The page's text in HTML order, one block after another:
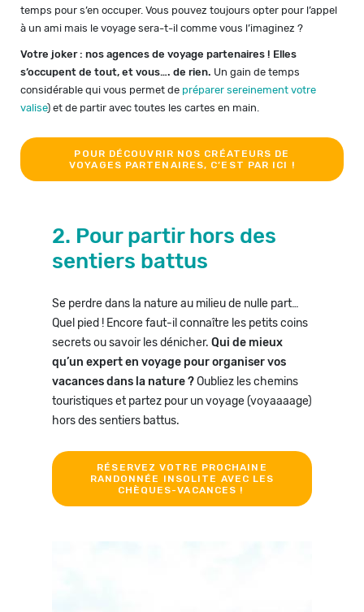
temps pour s’en occuper. Vous pouvez toujours opter pour l’appel
à un ami mais le voyage sera-t-il comme vous l’imaginez ?
Votre joker : nos agences de voyage partenaires ! Elles
s’occupent de tout, et vous…. de rien. Un gain de temps
considérable qui vous permet de préparer sereinement votre
valise) et de partir avec toutes les cartes en main.
POUR DÉCOUVRIR NOS CRÉATEURS DE
VOYAGES PARTENAIRES, C’EST PAR ICI !
2. Pour partir hors des
sentiers battus
Se perdre dans la nature au milieu de nulle part…
Quel pied ! Encore faut-il connaître les petits coins
secrets ou savoir les dénicher. Qui de mieux
qu’un expert en voyage pour organiser vos
vacances dans la nature ?Oubliez les chemins
touristiques et partez pour un voyage (voyaaaage)
hors des sentiers battus.
RÉSERVEZ VOTRE PROCHAINE
RANDONNÉE INSOLITE AVEC LES
CHÈQUES-VACANCES !